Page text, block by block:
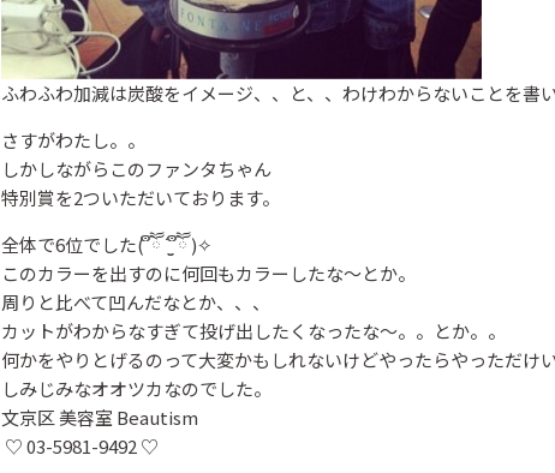
ふわふわ加減は炭酸をイメージ、、と、、わけわからないことを書
さすがわたし。。
しかしながらこのファンタちゃん
特別賞を2ついただいております。
全体で6位でした( ຶཽ ˙̫̮ ຶཽ )✧
このカラーを出すのに何回もカラーしたな～とか。
周りと比べて凹んだなとか、、、
カットがわからなすぎて投げ出したくなったな～。。とか。。
何かをやりとげるのって大変かもしれないけどやったらやっただけ
しみじみなオオツカなのでした。
文京区 美容室 Beautism
♡03-5981-9492 ♡
Beautism
本郷三丁目店